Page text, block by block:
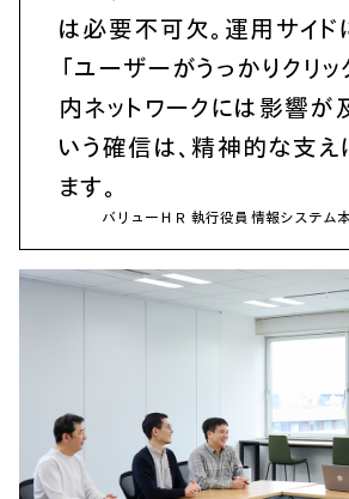
は必要不可欠。運用サイド
「ユーザーがうっかりクリッ
内ネットワークには影響が
いう確信は、精神的な支え
ます。
バリューＨＲ 執行役員 情報システム